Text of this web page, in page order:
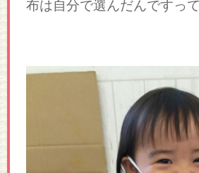
布は自分で選んだんですっ